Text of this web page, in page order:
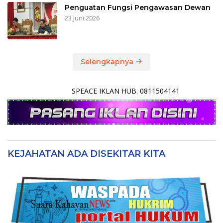
Penguatan Fungsi Pengawasan Dewan
23 Juni 2026
Selengkapnya
SPEACE IKLAN HUB. 0811504141
KEJAHATAN ADA DISEKITAR KITA